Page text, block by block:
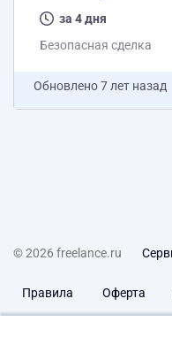
за 4 дня
Безопасная сделка
Обновлено7 лет назад
© 2026 freelance.ru
Правила Оферта